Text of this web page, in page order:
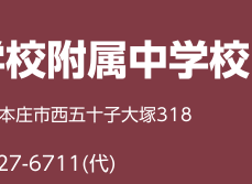
附属中学校
市西五十子大塚318
6711(代)